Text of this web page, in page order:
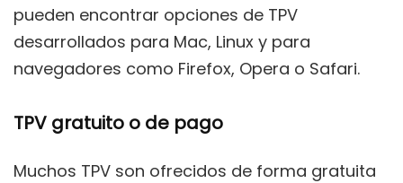
pueden encontrar opciones de TPV
desarrollados para Mac, Linux y para
navegadores como Firefox, Opera o Safari.
TPV gratuito o de pago
Muchos TPV son ofrecidos de forma gratuita